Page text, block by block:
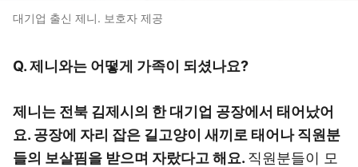
대기업 출신 제니. 보호자 제공
Q. 제니와는 어떻게 가족이 되셨나요?
제니는 전북 김제시의 한 대기업 공장에서 태어났어
요. 공장에 자리 잡은 길고양이 새끼로 태어나 직원분
들의 보살핌을 받으며 자랐다고 해요. 직원분들이 모